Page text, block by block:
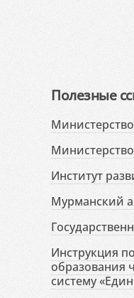
Полезные
Институт
Мурманский
Инструкция
образования
систему